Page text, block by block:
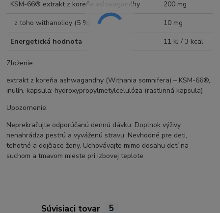
KSM-66® extrakt z koreňa ashwagandhy
200 mg
z toho withanolidy (5 %)
10 mg
Energetická hodnota
11 kJ / 3 kcal
Zloženie:
extrakt z koreňa ashwagandhy (Withania somnifera) – KSM-66®,
inulín, kapsula: hydroxypropylmetylcelulóza (rastlinná kapsula)
Upozornenie:
Neprekračujte odporúčanú dennú dávku. Doplnok výživy
nenahrádza pestrú a vyváženú stravu. Nevhodné pre deti,
tehotné a dojčiace ženy. Uchovávajte mimo dosahu detí na
suchom a tmavom mieste pri izbovej teplote.
Súvisiaci tovar 5